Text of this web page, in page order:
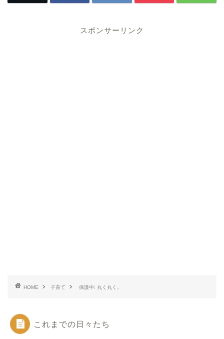
スポンサーリンク
HOME 子育て 保護中: 丸く丸く。
これまでの日々たち